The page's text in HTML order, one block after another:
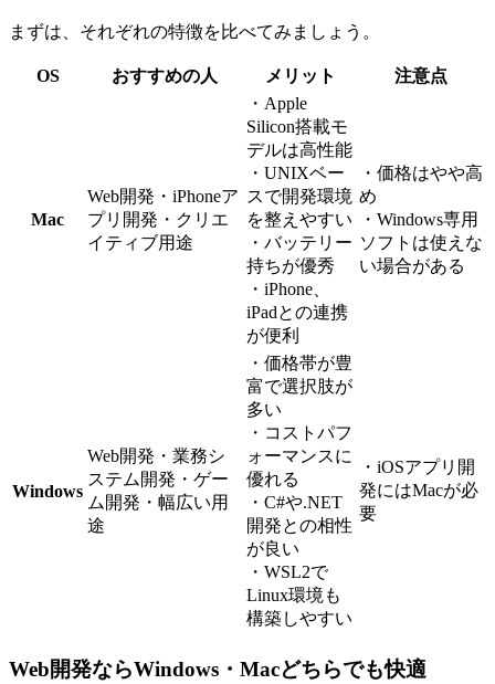
まずは、それぞれの特徴を比べてみましょう。
OS おすすめの人 メリット 注意点
Mac
Web開発・iPhoneア
プリ開発・クリエ
イティブ用途
・Apple
Silicon搭載モ
デルは高性能
・UNIXベー
スで開発環境
を整えやすい
・バッテリー
持ちが優秀
・iPhone、
iPadとの連携
が便利
・価格はやや高
め
・Windows専用
ソフトは使えな
い場合がある
Windows
Web開発・業務シ
ステム開発・ゲー
ム開発・幅広い用
途
・価格帯が豊
富で選択肢が
多い
・コストパフ
ォーマンスに
優れる
・C#や.NET
開発との相性
が良い
・WSL2で
Linux環境も
構築しやすい
・iOSアプリ開
発にはMacが必
要
Web開発ならWindows・Macどちらでも快適